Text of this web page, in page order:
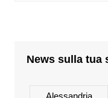
News sulla tua